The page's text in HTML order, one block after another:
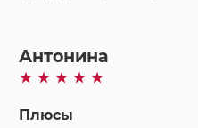
Антонина
Плюсы